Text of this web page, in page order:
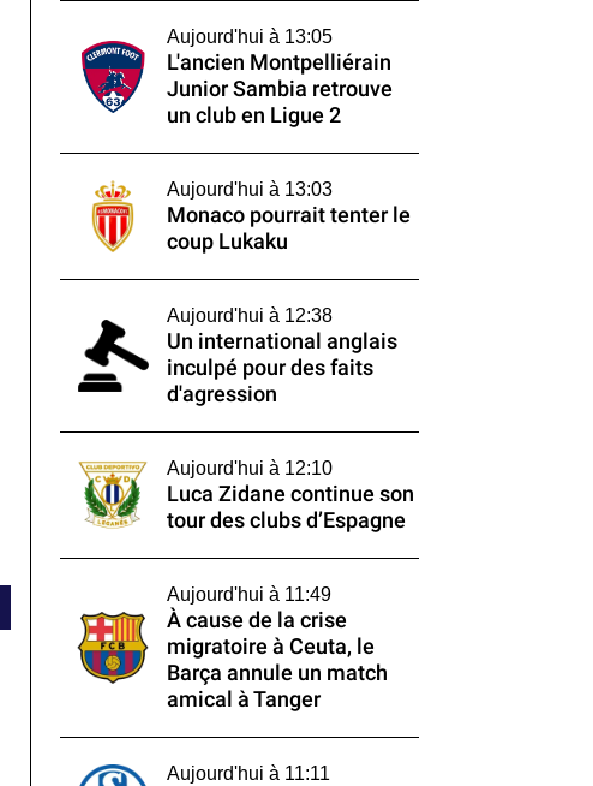
Aujourd'hui à 13:05
L'ancien Montpelliérain
Junior Sambia retrouve
un club en Ligue 2
Aujourd'hui à 13:03
Monaco pourrait tenter le
coup Lukaku
Aujourd'hui à 12:38
Un international anglais
inculpé pour des faits
d'agression
Aujourd'hui à 12:10
Luca Zidane continue son
tour des clubs d’Espagne
Aujourd'hui à 11:49
À cause de la crise
migratoire à Ceuta, le
Barça annule un match
amical à Tanger
Aujourd'hui à 11:11